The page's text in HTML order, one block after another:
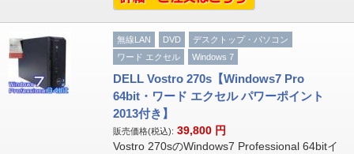
無線LAN DVD
デスクトップ・パソコン
ワード エクセル
Windows 7
DELL Vostro 270s【Windows7 Pro
64bit・ワード エクセル パワーポイント
2013付き】
販売価格(税込): 39,800 円
Vostro 270sのWindows7 Professional 64bitイ